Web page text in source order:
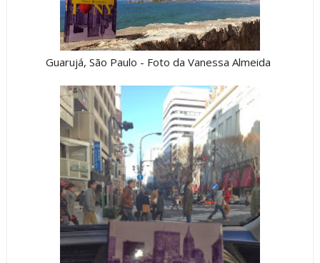
Guarujá, São Paulo - Foto da Vanessa Almeida